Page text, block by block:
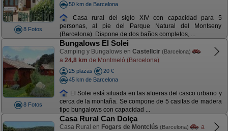
8 Fotos
50 km de Barcelona
Casa rural del siglo XIV con capacidad para 5
personas, al pie del Parque Natural del Montseny
(Barcelona). Dispone de dos baños completos, ...
8 Fotos
Bungalows El Solei
Camping y Bungalows en Castellcir (Barcelona)
a 24,8 km de Montmeló (Barcelona)
25 plazas
20 €
45 km de Barcelona
El Solei está situada en las afueras del casco urbano y
cerca de la montaña. Se compone de 5 casitas de madera
tipo bungalows con capacidad ...
Casa Rural Can Dolça
Casa Rural en Fogars de Montclús (Barcelona)
a